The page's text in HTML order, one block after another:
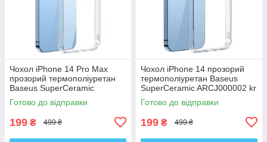
Чохол iPhone 14 Pro Max
прозорий термополіуретан
Baseus SuperCeramic
ARCJ010102 kr
Готово до відправки
199 ₴ 499 ₴
Чохол iPhone 14 прозорий
термополіуретан Baseus
SuperCeramic ARCJ000002 kr
Готово до відправки
199 ₴ 499 ₴